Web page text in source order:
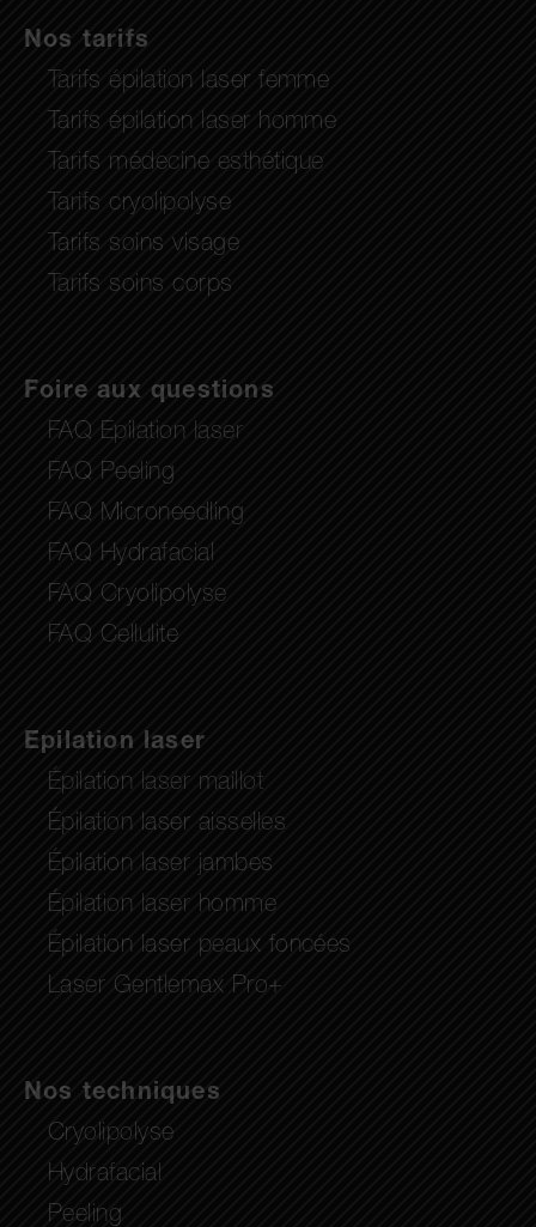
Nos tarifs
Tarifs épilation laser femme
Tarifs épilation laser homme
Tarifs médecine esthétique
Tarifs cryolipolyse
Tarifs soins visage
Tarifs soins corps
Foire aux questions
FAQ Epilation laser
FAQ Peeling
FAQ Microneedling
FAQ Hydrafacial
FAQ Cryolipolyse
FAQ Cellulite
Epilation laser
Épilation laser maillot
Épilation laser aisselles
Épilation laser jambes
Épilation laser homme
Épilation laser peaux foncées
Laser Gentlemax Pro+
Nos techniques
Cryolipolyse
Hydrafacial
Peeling